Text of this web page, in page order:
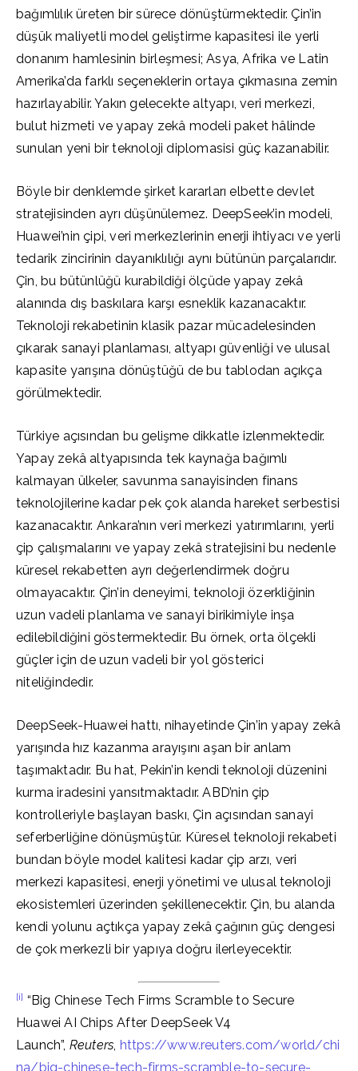
bağımlılık üreten bir sürece dönüştürmektedir. Çin’in
düşük maliyetli model geliştirme kapasitesi ile yerli
donanım hamlesinin birleşmesi; Asya, Afrika ve Latin
Amerika’da farklı seçeneklerin ortaya çıkmasına zemin
hazırlayabilir. Yakın gelecekte altyapı, veri merkezi,
bulut hizmeti ve yapay zekâ modeli paket hâlinde
sunulan yeni bir teknoloji diplomasisi güç kazanabilir.
Böyle bir denklemde şirket kararları elbette devlet
stratejisinden ayrı düşünülemez. DeepSeek’in modeli,
Huawei’nin çipi, veri merkezlerinin enerji ihtiyacı ve yerli
tedarik zincirinin dayanıklılığı aynı bütünün parçalarıdır.
Çin, bu bütünlüğü kurabildiği ölçüde yapay zekâ
alanında dış baskılara karşı esneklik kazanacaktır.
Teknoloji rekabetinin klasik pazar mücadelesinden
çıkarak sanayi planlaması, altyapı güvenliği ve ulusal
kapasite yarışına dönüştüğü de bu tablodan açıkça
görülmektedir.
Türkiye açısından bu gelişme dikkatle izlenmektedir.
Yapay zekâ altyapısında tek kaynağa bağımlı
kalmayan ülkeler, savunma sanayisinden finans
teknolojilerine kadar pek çok alanda hareket serbestisi
kazanacaktır. Ankara’nın veri merkezi yatırımlarını, yerli
çip çalışmalarını ve yapay zekâ stratejisini bu nedenle
küresel rekabetten ayrı değerlendirmek doğru
olmayacaktır. Çin’in deneyimi, teknoloji özerkliğinin
uzun vadeli planlama ve sanayi birikimiyle inşa
edilebildiğini göstermektedir. Bu örnek, orta ölçekli
güçler için de uzun vadeli bir yol gösterici
niteliğindedir.
DeepSeek-Huawei hattı, nihayetinde Çin’in yapay zekâ
yarışında hız kazanma arayışını aşan bir anlam
taşımaktadır. Bu hat, Pekin’in kendi teknoloji düzenini
kurma iradesini yansıtmaktadır. ABD’nin çip
kontrolleriyle başlayan baskı, Çin açısından sanayi
seferberliğine dönüşmüştür. Küresel teknoloji rekabeti
bundan böyle model kalitesi kadar çip arzı, veri
merkezi kapasitesi, enerji yönetimi ve ulusal teknoloji
ekosistemleri üzerinden şekillenecektir. Çin, bu alanda
kendi yolunu açtıkça yapay zekâ çağının güç dengesi
de çok merkezli bir yapıya doğru ilerleyecektir.
[i] “Big Chinese Tech Firms Scramble to Secure
Huawei AI Chips After DeepSeek V4
Launch”, Reuters, https://www.reuters.com/world/chi
na/big-chinese-tech-firms-scramble-to-secure-